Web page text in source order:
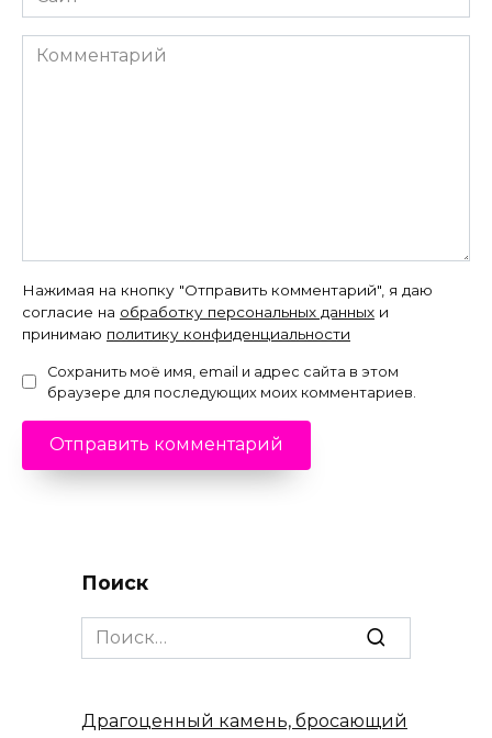
Комментарий
Нажимая на кнопку "Отправить комментарий", я даю
согласие на обработку персональных данных и
принимаю политику конфиденциальности
Сохранить моё имя, email и адрес сайта в этом
браузере для последующих моих комментариев.
Поиск
Search
for:
Драгоценный камень, бросающий